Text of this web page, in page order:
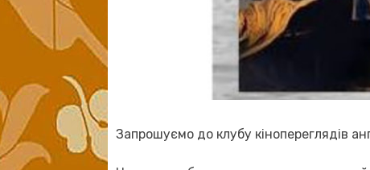
Запрошуємо до клубу кінопереглядів